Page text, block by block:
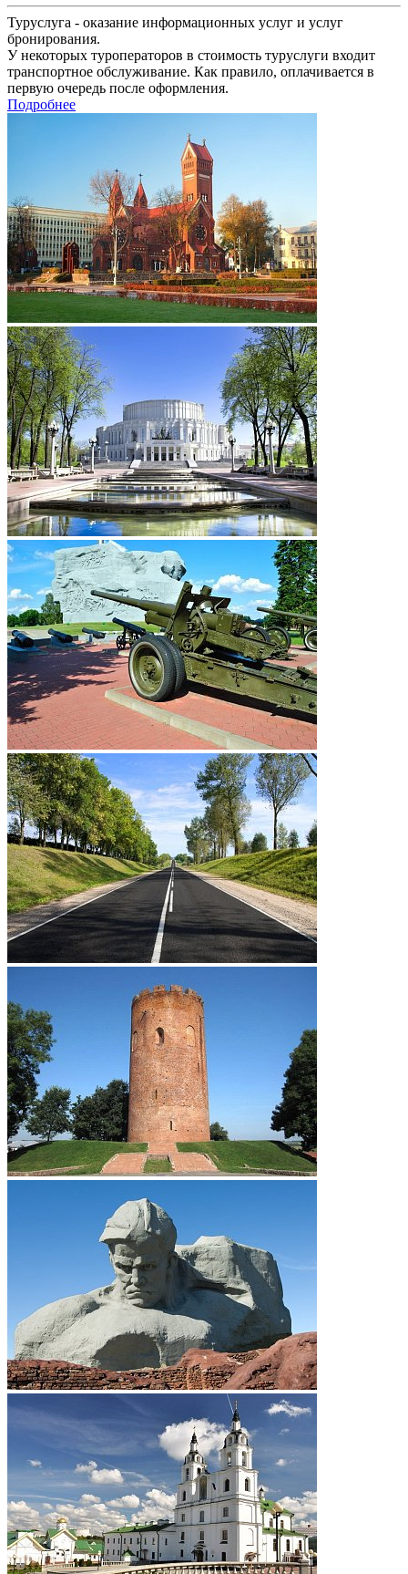
Туруслуга - оказание информационных услуг и услуг
бронирования.
У некоторых туроператоров в стоимость туруслуги входит
транспортное обслуживание. Как правило, оплачивается в
первую очередь после оформления.
Подробнее